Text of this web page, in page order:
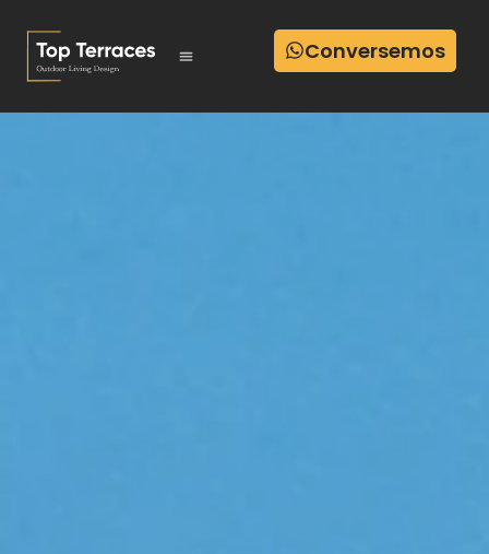
Conversemos